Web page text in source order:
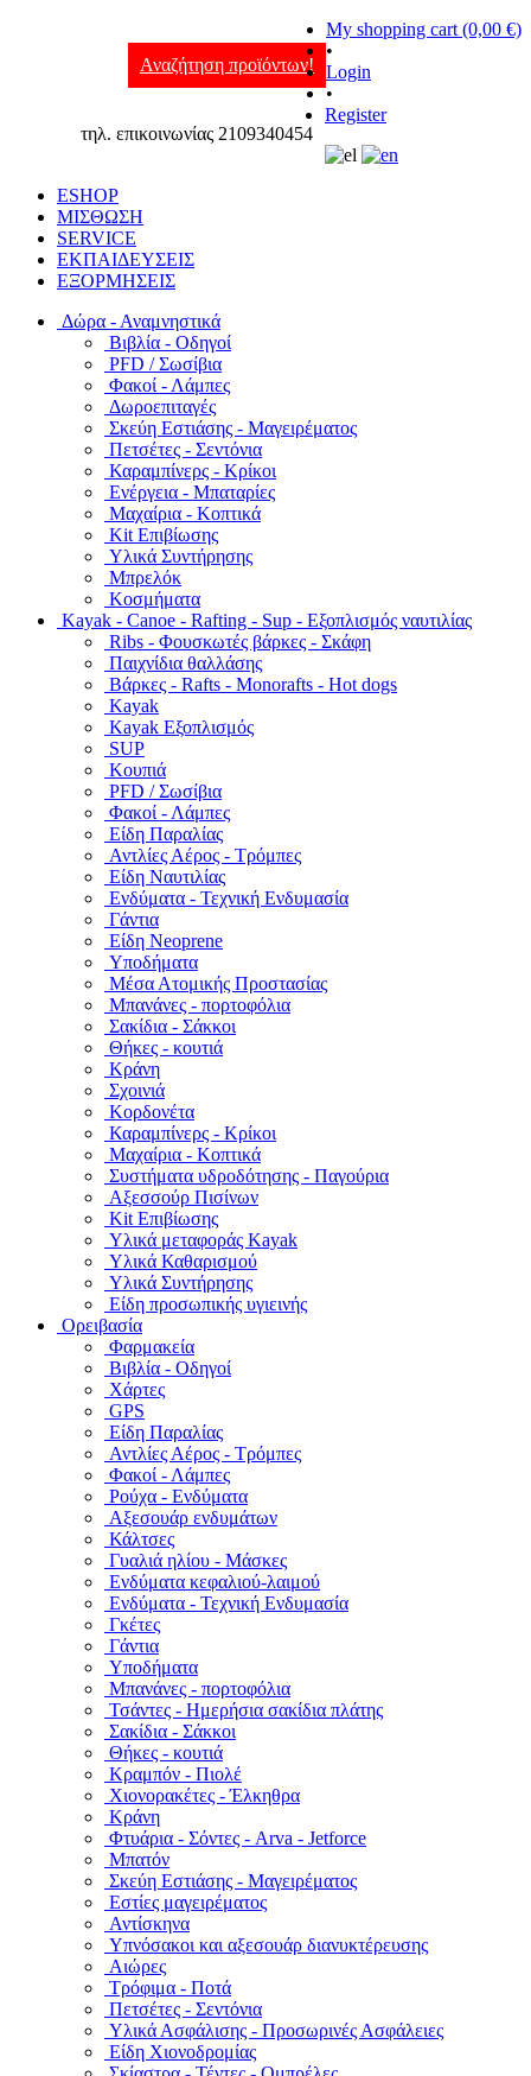
Αναζήτηση προϊόντων!
τηλ. επικοινωνίας 2109340454
My shopping cart (0,00 €)
•
Login
•
Register
ESHOP
ΜΙΣΘΩΣΗ
SERVICE
ΕΚΠΑΙΔΕΥΣΕΙΣ
ΕΞΟΡΜΗΣΕΙΣ
Δώρα - Αναμνηστικά
Βιβλία - Οδηγοί
PFD / Σωσίβια
Φακοί - Λάμπες
Δωροεπιταγές
Σκεύη Εστιάσης - Μαγειρέματος
Πετσέτες - Σεντόνια
Καραμπίνερς - Κρίκοι
Ενέργεια - Μπαταρίες
Μαχαίρια - Κοπτικά
Kit Επιβίωσης
Υλικά Συντήρησης
Μπρελόκ
Κοσμήματα
Kayak - Canoe - Rafting - Sup - Εξοπλισμός ναυτιλίας
Ribs - Φουσκωτές βάρκες - Σκάφη
Παιχνίδια θαλλάσης
Βάρκες - Rafts - Monorafts - Hot dogs
Kayak
Kayak Εξοπλισμός
SUP
Κουπιά
PFD / Σωσίβια
Φακοί - Λάμπες
Είδη Παραλίας
Αντλίες Αέρος - Τρόμπες
Είδη Ναυτιλίας
Ενδύματα - Τεχνική Ενδυμασία
Γάντια
Είδη Neoprene
Υποδήματα
Μέσα Ατομικής Προστασίας
Μπανάνες - πορτοφόλια
Σακίδια - Σάκκοι
Θήκες - κουτιά
Κράνη
Σχοινιά
Κορδονέτα
Καραμπίνερς - Κρίκοι
Μαχαίρια - Κοπτικά
Συστήματα υδροδότησης - Παγούρια
Αξεσσούρ Πισίνων
Kit Επιβίωσης
Υλικά μεταφοράς Kayak
Υλικά Καθαρισμού
Υλικά Συντήρησης
Είδη προσωπικής υγιεινής
Ορειβασία
Φαρμακεία
Βιβλία - Οδηγοί
Χάρτες
GPS
Είδη Παραλίας
Αντλίες Αέρος - Τρόμπες
Φακοί - Λάμπες
Ρούχα - Ενδύματα
Αξεσουάρ ενδυμάτων
Κάλτσες
Γυαλιά ηλίου - Μάσκες
Ενδύματα κεφαλιού-λαιμού
Ενδύματα - Τεχνική Ενδυμασία
Γκέτες
Γάντια
Υποδήματα
Μπανάνες - πορτοφόλια
Τσάντες - Ημερήσια σακίδια πλάτης
Σακίδια - Σάκκοι
Θήκες - κουτιά
Κραμπόν - Πιολέ
Χιονορακέτες - Έλκηθρα
Κράνη
Φτυάρια - Σόντες - Arva - Jetforce
Μπατόν
Σκεύη Εστιάσης - Μαγειρέματος
Εστίες μαγειρέματος
Αντίσκηνα
Υπνόσακοι και αξεσουάρ διανυκτέρευσης
Αιώρες
Τρόφιμα - Ποτά
Πετσέτες - Σεντόνια
Υλικά Ασφάλισης - Προσωρινές Ασφάλειες
Είδη Χιονοδρομίας